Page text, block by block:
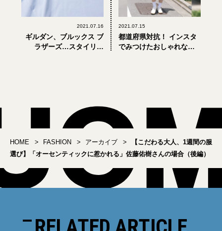
2021.07.16
ギルダン、ブルックス ブ
ラザーズ…スタイリス
2021.07.15
都道府県対抗！ インスタ
でみつけたおしゃれな大
HOME FASHION アーカイブ
【こだわる大人、1週間の服
選び】「オーセンティックに惹かれる」佐藤佑樹さんの場合（後編）